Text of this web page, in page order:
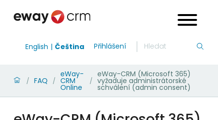
English Čeština Přihlášení
/ FAQ /
eWay-
CRM
Online
/
eWay-CRM (Microsoft 365)
vyžaduje administrátorské
schválení (admin consent)